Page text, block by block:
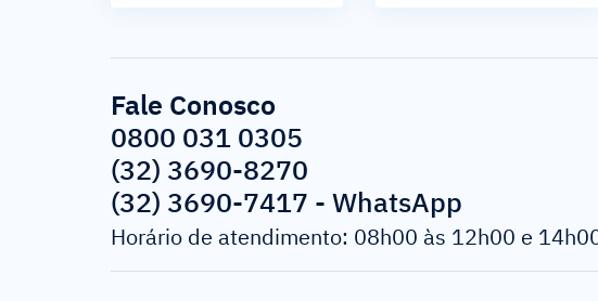
Fale Conosco
0800 031 0305
(32) 3690-8270
(32) 3690-7417 - WhatsApp
Horário de atendimento: 08h00 às 12h00 e